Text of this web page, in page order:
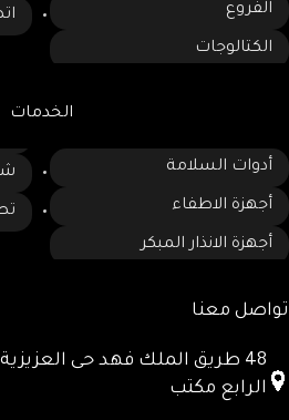
الفروع
الكتالوجات
الخدمات
أدوات السلامة
أجهزة الاطفاء
أجهزة الانذار المبكر
تواصل معنا
48 طريق الملك فهد حى العزيزية
الرابع مكتب